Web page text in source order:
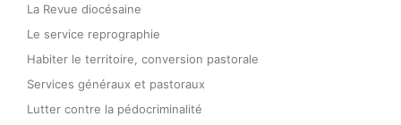
La Revue diocésaine
Le service reprographie
Habiter le territoire, conversion pastorale
Services généraux et pastoraux
Lutter contre la pédocriminalité